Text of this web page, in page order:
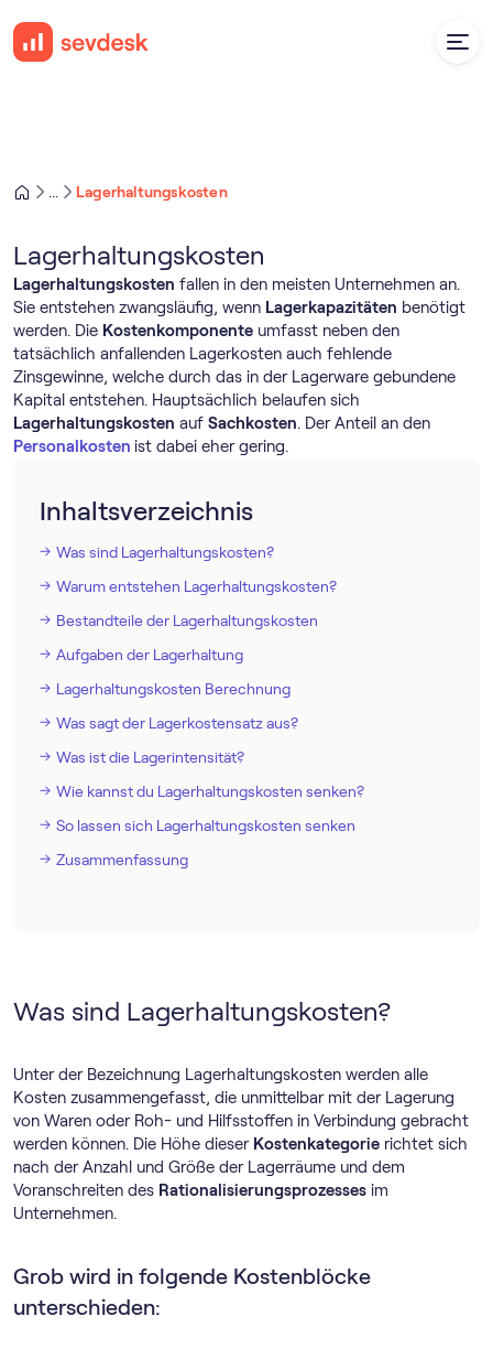
Lagerhaltungskosten
Lagerhaltungskosten
Lagerhaltungskosten fallen in den meisten Unternehmen an.
Sie entstehen zwangsläufig, wenn Lagerkapazitäten benötigt
werden. Die Kostenkomponente umfasst neben den
tatsächlich anfallenden Lagerkosten auch fehlende
Zinsgewinne, welche durch das in der Lagerware gebundene
Kapital entstehen. Hauptsächlich belaufen sich
Lagerhaltungskosten auf Sachkosten. Der Anteil an den
Personalkosten ist dabei eher gering.
Inhaltsverzeichnis
Was sind Lagerhaltungskosten?
Warum entstehen Lagerhaltungskosten?
Bestandteile der Lagerhaltungskosten
Aufgaben der Lagerhaltung
Lagerhaltungskosten Berechnung
Was sagt der Lagerkostensatz aus?
Was ist die Lagerintensität?
Wie kannst du Lagerhaltungskosten senken?
So lassen sich Lagerhaltungskosten senken
Zusammenfassung
Was sind Lagerhaltungskosten?
Unter der Bezeichnung Lagerhaltungskosten werden alle
Kosten zusammengefasst, die unmittelbar mit der Lagerung
von Waren oder Roh- und Hilfsstoffen in Verbindung gebracht
werden können. Die Höhe dieser Kostenkategorie richtet sich
nach der Anzahl und Größe der Lagerräume und dem
Voranschreiten des Rationalisierungsprozesses im
Unternehmen.
Grob wird in folgende Kostenblöcke
unterschieden: